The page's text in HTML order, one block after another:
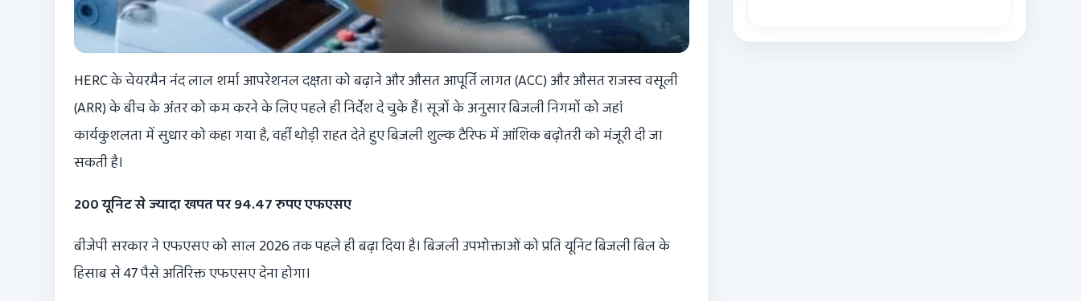
HERC के चेयरमैन नंद लाल शर्मा आपरेशनल दक्षता को बढ़ाने और औसत आपूर्ति लागत (ACC) और औसत राजस्व वसूली
(ARR) के बीच के अंतर को कम करने के लिए पहले ही निर्देश दे चुके हैं। सूत्रों के अनुसार बिजली निगमों को जहां
कार्यकुशलता में सुधार को कहा गया है, वहीं थोड़ी राहत देते हुए बिजली शुल्क टैरिफ में आंशिक बढ़ोतरी को मंजूरी दी जा
सकती है।
200 यूनिट से ज्यादा खपत पर 94.47 रुपए एफएसए
बीजेपी सरकार ने एफएसए को साल 2026 तक पहले ही बढ़ा दिया है। बिजली उपभोक्ताओं को प्रति यूनिट बिजली बिल के
हिसाब से 47 पैसे अतिरिक्त एफएसए देना होगा।